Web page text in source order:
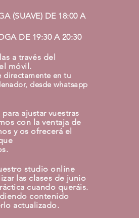
(SUAVE) DE 18:00 A
DE 19:30 A 20:30
a través del
móvil.
directamente en tu
desde whatsapp
ajustar vuestras
con la ventaja de
y os ofrecerá el
studio online
las clases de junio
cuando queráis.
contenido
actualizado.